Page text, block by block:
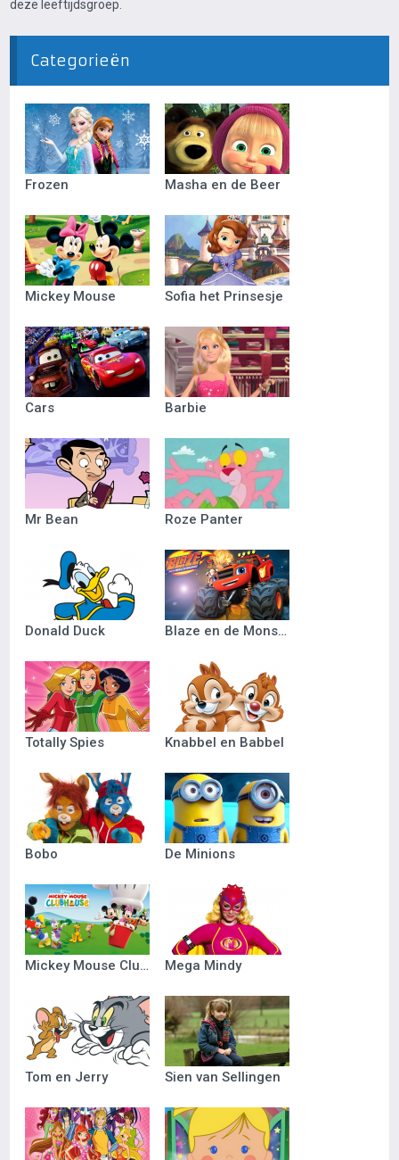
deze leeftijdsgroep.
Categorieën
Frozen Masha en de Beer
Mickey Mouse Sofia het Prinsesje
Cars Barbie
Mr Bean Roze Panter
Donald Duck Blaze en de Monsterwielen
Totally Spies Knabbel en Babbel
Bobo De Minions
Mickey Mouse Clubhuis Mega Mindy
Tom en Jerry Sien van Sellingen